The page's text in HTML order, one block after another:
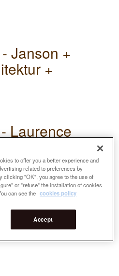
Janson +
+
Laurence
to offer you a better experience and
related to preferences by
clicking "OK", you agree to the use of
or "refuse" the installation of cookies
can see the cookies policy
Accept